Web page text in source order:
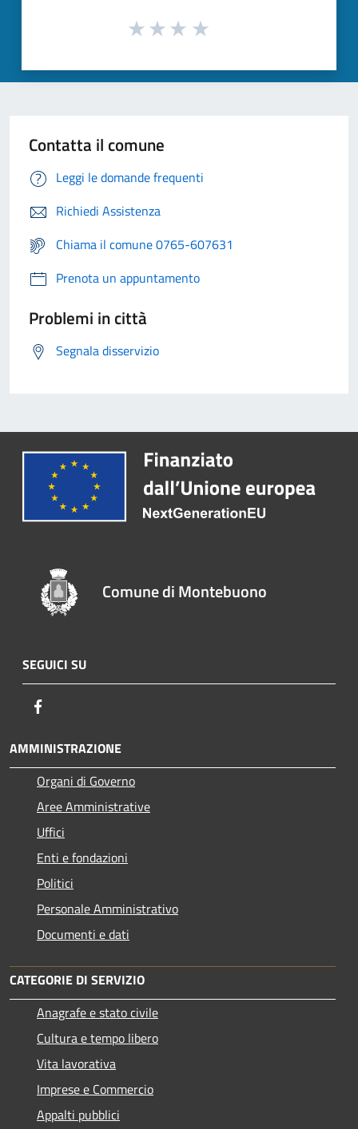
Contatta il comune
Leggi le domande frequenti
Richiedi Assistenza
Chiama il comune 0765-607631
Prenota un appuntamento
Problemi in città
Segnala disservizio
Comune di Montebuono
SEGUICI SU
AMMINISTRAZIONE
Organi di Governo
Aree Amministrative
Uffici
Enti e fondazioni
Politici
Personale Amministrativo
Documenti e dati
CATEGORIE DI SERVIZIO
Anagrafe e stato civile
Cultura e tempo libero
Vita lavorativa
Imprese e Commercio
Appalti pubblici